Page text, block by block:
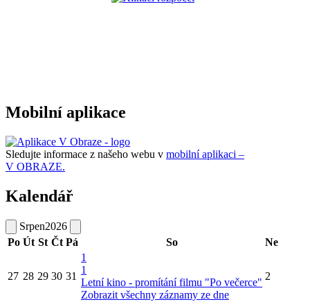
Mobilní aplikace
Sledujte informace z našeho webu v mobilní aplikaci –
V OBRAZE.
Kalendář
Srpen2026
Po Út St Čt Pá So Ne
27 28 29 30 31
1
1
Letní kino - promítání filmu "Po večerce"
Zobrazit všechny záznamy ze dne
2